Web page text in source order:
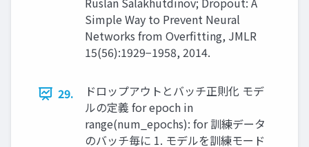
Simple Way to Prevent Neural
Networks from Overfitting, JMLR
15(56):1929−1958, 2014.
29.
ドロップアウトとバッチ正則化 モデ
ルの定義 for epoch in
range(num_epochs): for 訓練データ
のバッチ毎に 1. モデルを訓練モード